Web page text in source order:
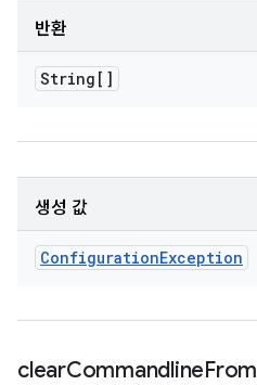
반환
String[]
생성 값
ConfigurationException
clearCommandlineFrom